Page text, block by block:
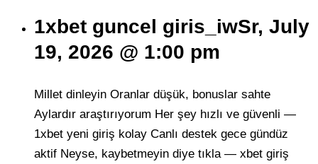
1xbet guncel giris_iwSr, July
19, 2026 @ 1:00 pm
Millet dinleyin Oranlar düşük, bonuslar sahte
Aylardır araştırıyorum Her şey hızlı ve güvenli —
1xbet yeni giriş kolay Canlı destek gece gündüz
aktif Neyse, kaybetmeyin diye tıkla — xbet giriş